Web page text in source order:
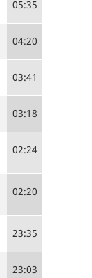
05:35
04:20
03:41
03:18
02:24
02:20
23:35
23:03